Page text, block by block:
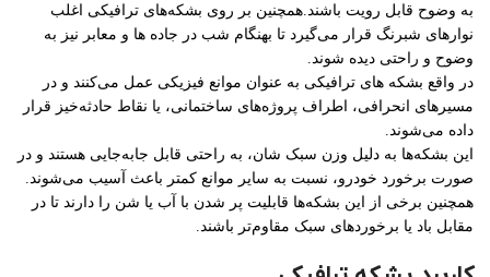
به وضوح قابل رویت باشند.همچنین بر روی بشکه‌های ترافیکی اغلب
نوارهای شبرنگ قرار می‌گیرد تا بهنگام شب در جاده ها و معابر نیز به
وضوح و راحتی دیده شوند.
در واقع بشکه های ترافیکی به عنوان موانع فیزیکی عمل می‌کنند و در
مسیرهای انحرافی، اطراف پروژه‌های ساختمانی، یا نقاط حادثه‌خیز قرار
داده می‌شوند.
این بشکه‌ها به دلیل وزن سبک شان، به راحتی قابل جابه‌جایی هستند و در
صورت برخورد خودرو، نسبت به سایر موانع کمتر باعث آسیب می‌شوند.
همچنین برخی از این بشکه‌ها قابلیت پر شدن با آب یا شن را دارند تا در
مقابل باد یا برخوردهای سبک مقاوم‌تر باشند.